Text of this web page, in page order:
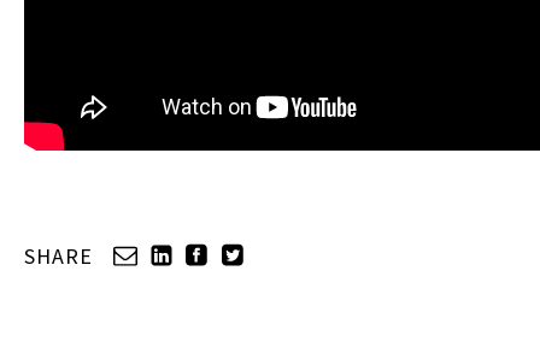
SHARE